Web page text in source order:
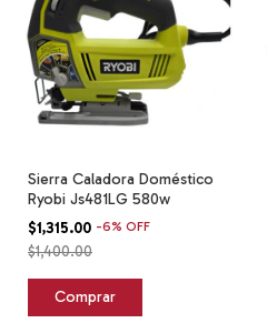
Sierra Caladora Doméstico
Ryobi Js481LG 580w
$1,315.00 -6% OFF
$1,400.00